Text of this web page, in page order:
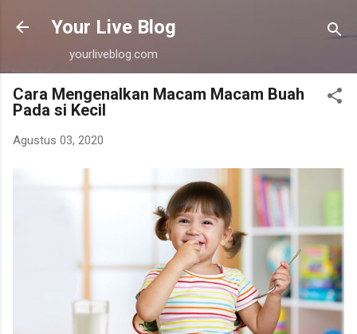
Langsung ke konten utama
Your Live Blog
yourliveblog.com
Cara Mengenalkan Macam Macam Buah
Pada si Kecil
Agustus 03, 2020